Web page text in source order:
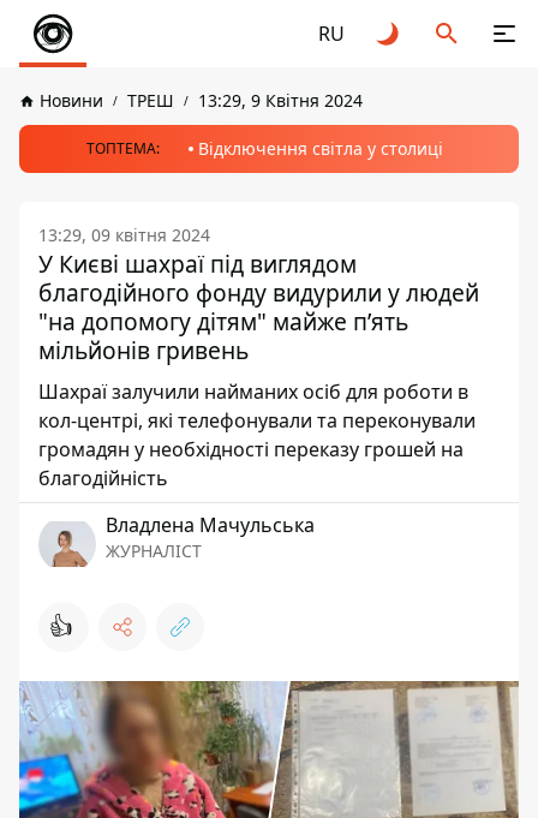
RU
Новини ТРЕШ 13:29, 9 Квітня 2024
ТОПТЕМА: Відключення світла у столиці
13:29, 09 квітня 2024
У Києві шахраї під виглядом
благодійного фонду видурили у людей
"на допомогу дітям" майже п’ять
мільйонів гривень
Шахраї залучили найманих осіб для роботи в
кол-центрі, які телефонували та переконували
громадян у необхідності переказу грошей на
благодійність
Владлена Мачульська
ЖУРНАЛІСТ
👍